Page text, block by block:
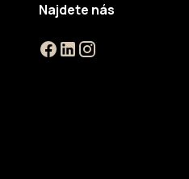
Najdete nás